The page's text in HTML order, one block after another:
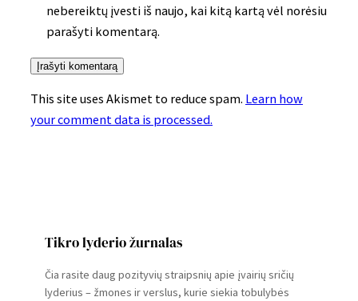
nebereiktų įvesti iš naujo, kai kitą kartą vėl norėsiu
parašyti komentarą.
This site uses Akismet to reduce spam. Learn how
your comment data is processed.
Tikro lyderio žurnalas
Čia rasite daug pozityvių straipsnių apie įvairių sričių
lyderius – žmones ir verslus, kurie siekia tobulybės